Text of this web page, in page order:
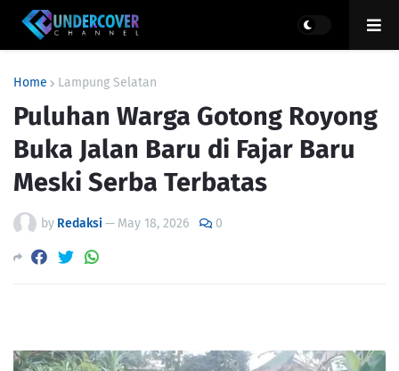
Home Lampung Selatan
Puluhan Warga Gotong Royong
Buka Jalan Baru di Fajar Baru
Meski Serba Terbatas
by Redaksi — May 18, 2026 0